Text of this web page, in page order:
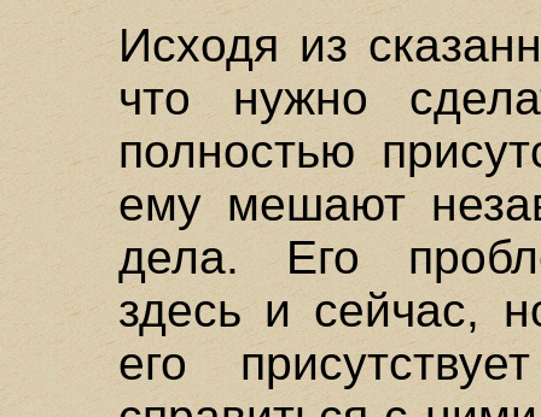
Исходя из
что нужно
полностью
ему мешают
дела. Его
здесь и сейчас,
его